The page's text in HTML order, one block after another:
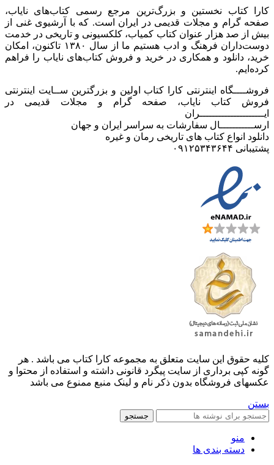
کارا کتاب نخستین و بزرگ‌ترین مرجع رسمی کتاب‌های نایاب،
صفحه گرام و مجلات قدیمی در ایران است. که با آرشیوی غنی از
بیش از صد هزار عنوان کتاب کمیاب، کلکسیونی و تاریخی در خدمت
دوست‌داران فرهنگ و ادب هستیم ما از سال ۱۳۸۰ تاکنون، امکان
خرید، دانلود و همکاری در خرید و فروش کتاب‌های نایاب را فراهم
کرده‌ایم.
فروشــــگاه اینترنتی کارا کتاب اولین و بزرگترین ســایت اینترنتی
فروش کتاب نایاب، صفحه گرام و مجلات قدیمی در
ایـــــــــــــــــــــران
ارســـــــــــال سفارشات به سراسر ایران و جهان
دانلود انواع کتاب های تاریخی رمان و غیره
پشتیبانی ۰۹۱۲۵۳۴۳۶۴۴
کليه حقوق اين سايت متعلق به مجموعه کارا کتاب می باشد . هر
گونه کپی برداری از سایت پیگرد قانونی داشته و استفاده از محتوا و
عکسهای فروشگاه بدون ذکر نام و لینک منبع ممنوع می باشد
بستن
جستجو
منو
دسته بندی ها